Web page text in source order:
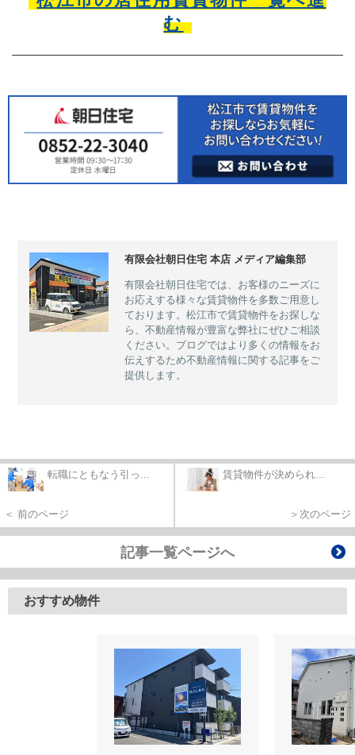
む
有限会社朝日住宅 本店 メディア編集部
有限会社朝日住宅では、お客様のニーズに
お応えする様々な賃貸物件を多数ご用意し
ております。松江市で賃貸物件をお探しな
ら、不動産情報が豊富な弊社にぜひご相談
ください。ブログではより多くの情報をお
伝えするため不動産情報に関する記事をご
提供します。
転職にともなう引っ...
＜ 前のページ
賃貸物件が決められ...
＞次のページ
記事一覧ページへ
おすすめ物件